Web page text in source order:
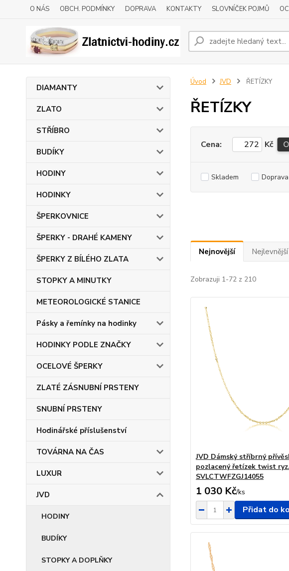
O NÁS OBCH. PODMÍNKY DOPRAVA KONTAKTY SLOVNÍČEK POJMŮ
DIAMANTY
ZLATO
STŘÍBRO
BUDÍKY
HODINY
HODINKY
ŠPERKOVNICE
ŠPERKY - DRAHÉ KAMENY
ŠPERKY Z BÍLÉHO ZLATA
STOPKY A MINUTKY
METEOROLOGICKÉ STANICE
Pásky a řemínky na hodinky
HODINKY PODLE ZNAČKY
OCELOVÉ ŠPERKY
ZLATÉ ZÁSNUBNÍ PRSTENY
SNUBNÍ PRSTENY
Hodinářské příslušenství
TOVÁRNA NA ČAS
LUXUR
JVD
HODINY
BUDÍKY
STOPKY A DOPLŇKY
Úvod JVD ŘETÍZKY
ŘETÍZKY
Cena: Kč
Skladem
Nejnovější Nejlevnější
Zobrazuji 1-72 z 210
JVD Dámský stříbrný
pozlacený řetízek twist
SVLCTWFZGJ14055
1 030 Kč/ks
Přidat do